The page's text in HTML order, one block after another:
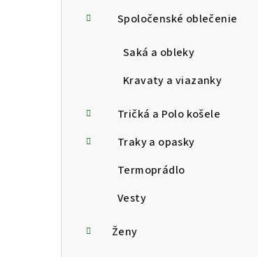
Spoločenské oblečenie
Saká a obleky
Kravaty a viazanky
Tričká a Polo košele
Traky a opasky
Termoprádlo
Vesty
Ženy